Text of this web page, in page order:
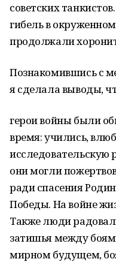
советских
гибель в
продолжали
Познакомившись с
я сделала выводы,
герои войны были
время: учились,
исследовательскую
они могли
ради спасения
Победы. На войне
Также люди
затишья между
мирном будущем,